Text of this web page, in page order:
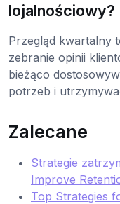
lojalnościowy?
Przegląd kwartalny
zebranie opinii
bieżąco
potrzeb i
Zalecane
Strategie
Improve
Top Strategies